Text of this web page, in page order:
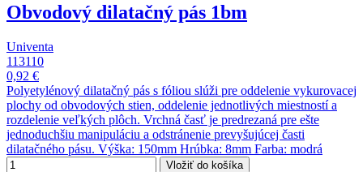
Obvodový dilatačný pás 1bm
Univenta
113110
0,92 €
Polyetylénový dilatačný pás s fóliou slúži pre oddelenie vykurovacej
plochy od obvodových stien, oddelenie jednotlivých miestností a
rozdelenie veľkých plôch. Vrchná časť je predrezaná pre ešte
jednoduchšiu manipuláciu a odstránenie prevyšujúcej časti
dilatačného pásu. Výška: 150mm Hrúbka: 8mm Farba: modrá
Vložiť do košíka